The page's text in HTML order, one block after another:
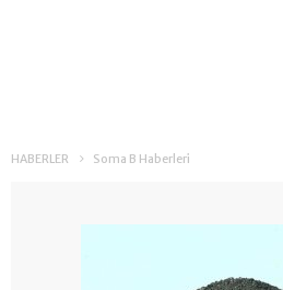
HABERLER Soma B Haberleri